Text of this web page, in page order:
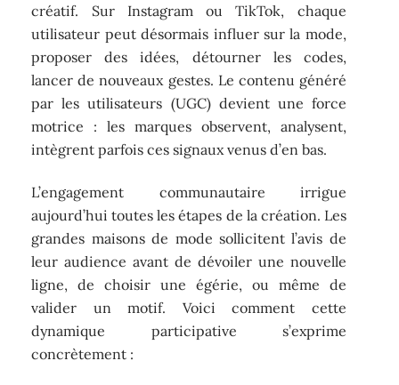
créatif. Sur Instagram ou TikTok, chaque
utilisateur peut désormais influer sur la mode,
proposer des idées, détourner les codes,
lancer de nouveaux gestes. Le contenu généré
par les utilisateurs (UGC) devient une force
motrice : les marques observent, analysent,
intègrent parfois ces signaux venus d’en bas.
L’engagement communautaire irrigue
aujourd’hui toutes les étapes de la création. Les
grandes maisons de mode sollicitent l’avis de
leur audience avant de dévoiler une nouvelle
ligne, de choisir une égérie, ou même de
valider un motif. Voici comment cette
dynamique participative s’exprime
concrètement :